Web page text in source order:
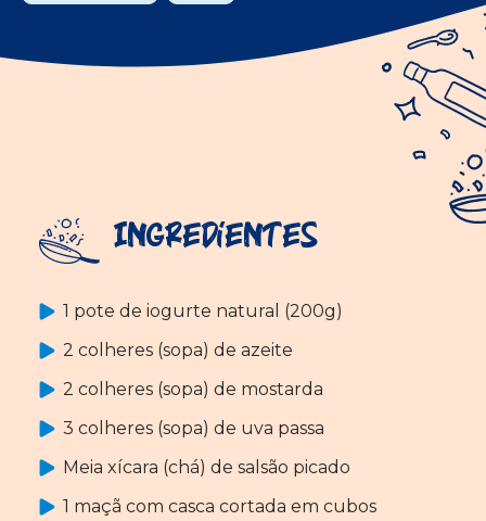
Ingredientes
1 pote de iogurte natural (200g)
2 colheres (sopa) de azeite
2 colheres (sopa) de mostarda
3 colheres (sopa) de uva passa
Meia xícara (chá) de salsão picado
1 maçã com casca cortada em cubos